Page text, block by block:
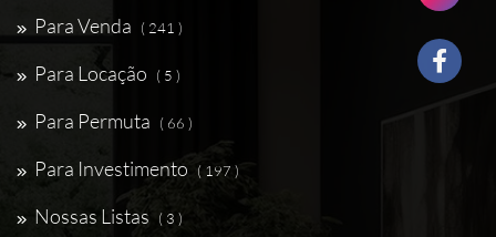
Para Venda ( 241 )
Para Locação ( 5 )
Para Permuta ( 66 )
Para Investimento ( 197 )
Nossas Listas ( 3 )